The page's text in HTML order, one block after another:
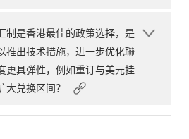
制是香港最佳的政策选择，是
推出技术措施，进一步优化聯
更具弹性，例如重订与美元挂
大兑换区间？